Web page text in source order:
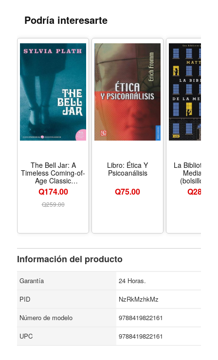
Podría interesarte
The Bell Jar: A
Timeless Coming-of-
Age Classic
(Perennial Classics) -
Formato Paperback
Q174.00
Q259.00
Libro: Ética Y
Psicoanálisis
Q75.00
La Biblioteca
(bolsillo).
Midnight
(Spanish
Q289.00
Información del producto
Garantía
24 Horas.
PID
NzRkMzhkMz
Número de modelo
9788419822161
UPC
9788419822161